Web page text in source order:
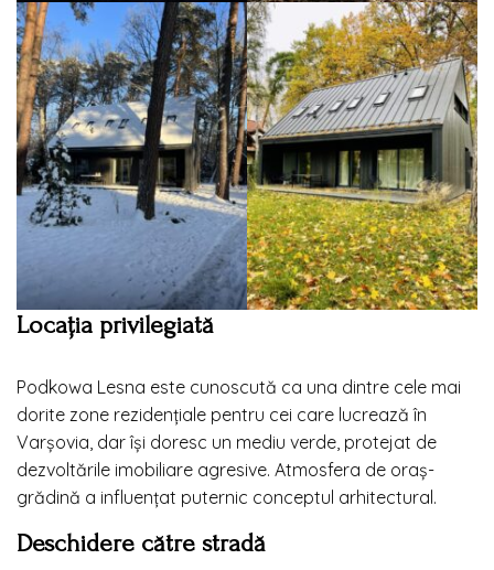
Locația privilegiată
Podkowa Lesna este cunoscută ca una dintre cele mai
dorite zone rezidențiale pentru cei care lucrează în
Varșovia, dar își doresc un mediu verde, protejat de
dezvoltările imobiliare agresive. Atmosfera de oraș-
grădină a influențat puternic conceptul arhitectural.
Deschidere către stradă